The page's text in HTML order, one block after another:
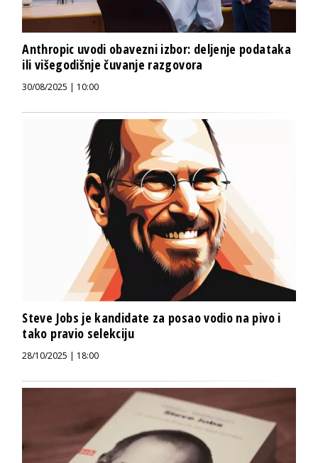
Anthropic uvodi obavezni izbor: deljenje podataka
ili višegodišnje čuvanje razgovora
30/08/2025 | 10:00
Steve Jobs je kandidate za posao vodio na pivo i
tako pravio selekciju
28/10/2025 | 18:00